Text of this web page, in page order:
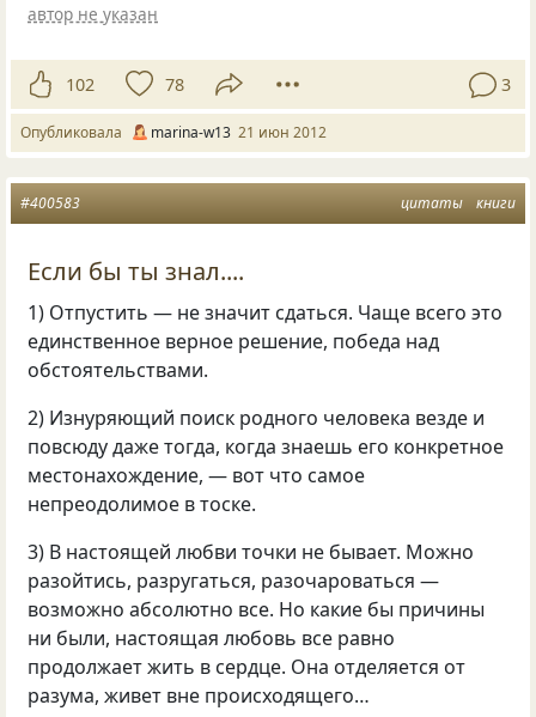
автор не указан
102 78 3
Опубликовала marina-w13 21 июн 2012
цитаты книги
#400583
Если бы ты знал....
1) Отпустить — не значит сдаться. Чаще всего это
единственное верное решение, победа над
обстоятельствами.
2) Изнуряющий поиск родного человека везде и
повсюду даже тогда, когда знаешь его конкретное
местонахождение, — вот что самое
непреодолимое в тоске.
3) В настоящей любви точки не бывает. Можно
разойтись, разругаться, разочароваться —
возможно абсолютно все. Но какие бы причины
ни были, настоящая любовь все равно
продолжает жить в сердце. Она отделяется от
разума, живет вне происходящего…